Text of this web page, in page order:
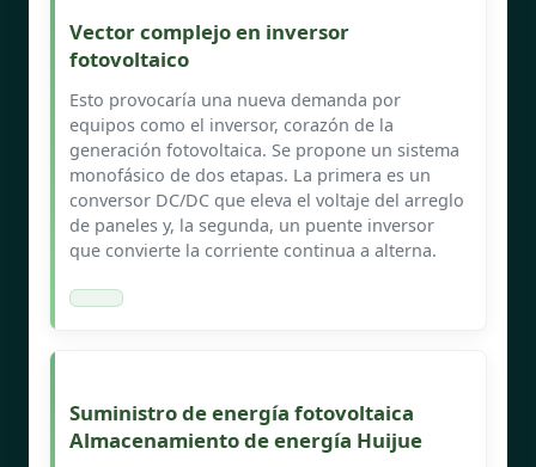
Vector complejo en inversor
fotovoltaico
Esto provocaría una nueva demanda por
equipos como el inversor, corazón de la
generación fotovoltaica. Se propone un sistema
monofásico de dos etapas. La primera es un
conversor DC/DC que eleva el voltaje del arreglo
de paneles y, la segunda, un puente inversor
que convierte la corriente continua a alterna.
Suministro de energía fotovoltaica
Almacenamiento de energía Huijue